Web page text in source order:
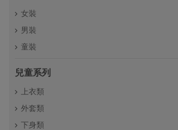
女裝
男裝
童裝
兒童系列
上衣類
外套類
下身類